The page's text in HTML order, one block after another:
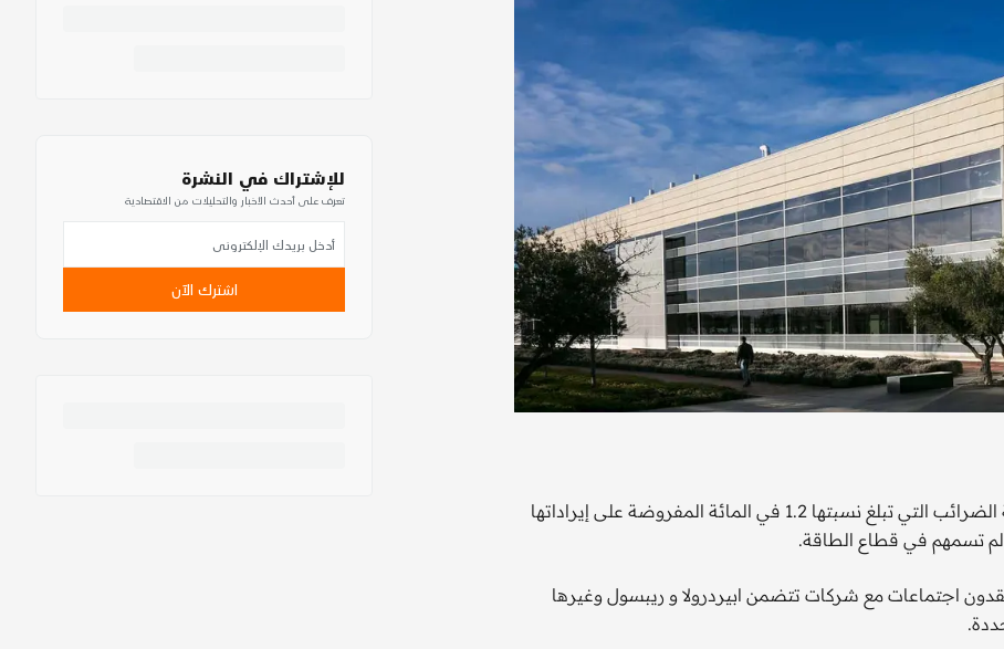
تجرى الحكومة الإسبانية مباحثات مع شركات الطاقة لمراجعة الضرائب التي تبلغ نسبتها 1.2 في المائة المفروضة على إيراداتها
تسمهم في قطاع الطاقة.
اجتماعات مع شركات تتضمن ابيردرولا و ريبسول وغيرها
للإشتراك في النشرة
تعرف على أحدث الأخبار والتحليلات من الاقتصادية
اشترك الآن